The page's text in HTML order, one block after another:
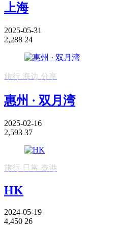
上海
2025-05-31
2,288 24
旅行 海边 分享
惠州 · 双月湾
2025-02-16
2,593 37
旅行 日常 香港
HK
2024-05-19
4,450 26